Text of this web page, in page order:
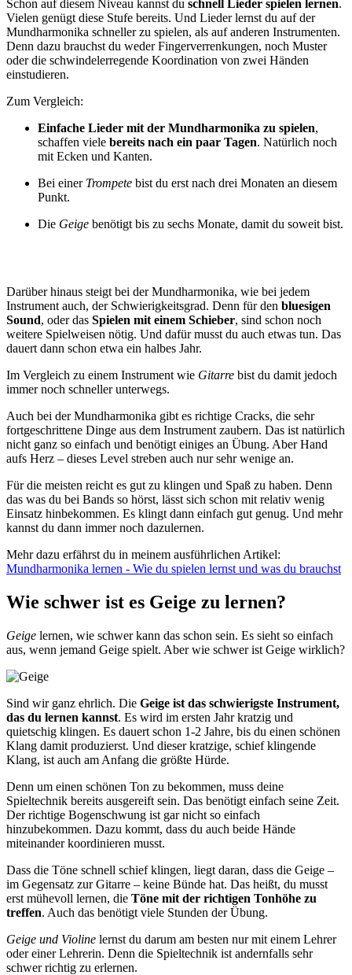
Schon auf diesem Niveau kannst du schnell Lieder spielen lernen.
Vielen genügt diese Stufe bereits. Und Lieder lernst du auf der
Mundharmonika schneller zu spielen, als auf anderen Instrumenten.
Denn dazu brauchst du weder Fingerverrenkungen, noch Muster
oder die schwindelerregende Koordination von zwei Händen
einstudieren.
Zum Vergleich:
Einfache Lieder mit der Mundharmonika zu spielen,
schaffen viele bereits nach ein paar Tagen. Natürlich noch
mit Ecken und Kanten.
Bei einer Trompete bist du erst nach drei Monaten an diesem
Punkt.
Die Geige benötigt bis zu sechs Monate, damit du soweit bist.
Darüber hinaus steigt bei der Mundharmonika, wie bei jedem
Instrument auch, der Schwierigkeitsgrad. Denn für den bluesigen
Sound, oder das Spielen mit einem Schieber, sind schon noch
weitere Spielweisen nötig. Und dafür musst du auch etwas tun. Das
dauert dann schon etwa ein halbes Jahr.
Im Vergleich zu einem Instrument wie Gitarre bist du damit jedoch
immer noch schneller unterwegs.
Auch bei der Mundharmonika gibt es richtige Cracks, die sehr
fortgeschrittene Dinge aus dem Instrument zaubern. Das ist natürlich
nicht ganz so einfach und benötigt einiges an Übung. Aber Hand
aufs Herz – dieses Level streben auch nur sehr wenige an.
Für die meisten reicht es gut zu klingen und Spaß zu haben. Denn
das was du bei Bands so hörst, lässt sich schon mit relativ wenig
Einsatz hinbekommen. Es klingt dann einfach gut genug. Und mehr
kannst du dann immer noch dazulernen.
Mehr dazu erfährst du in meinem ausführlichen Artikel:
Mundharmonika lernen - Wie du spielen lernst und was du brauchst
Wie schwer ist es Geige zu lernen?
Geige lernen, wie schwer kann das schon sein. Es sieht so einfach
aus, wenn jemand Geige spielt. Aber wie schwer ist Geige wirklich?
Sind wir ganz ehrlich. Die Geige ist das schwierigste Instrument,
das du lernen kannst. Es wird im ersten Jahr kratzig und
quietschig klingen. Es dauert schon 1-2 Jahre, bis du einen schönen
Klang damit produzierst. Und dieser kratzige, schief klingende
Klang, ist auch am Anfang die größte Hürde.
Denn um einen schönen Ton zu bekommen, muss deine
Spieltechnik bereits ausgereift sein. Das benötigt einfach seine Zeit.
Der richtige Bogenschwung ist gar nicht so einfach
hinzubekommen. Dazu kommt, dass du auch beide Hände
miteinander koordinieren musst.
Dass die Töne schnell schief klingen, liegt daran, dass die Geige –
im Gegensatz zur Gitarre – keine Bünde hat. Das heißt, du musst
erst mühevoll lernen, die Töne mit der richtigen Tonhöhe zu
treffen. Auch das benötigt viele Stunden der Übung.
Geige und Violine lernst du darum am besten nur mit einem Lehrer
oder einer Lehrerin. Denn die Spieltechnik ist andernfalls sehr
schwer richtig zu erlernen.